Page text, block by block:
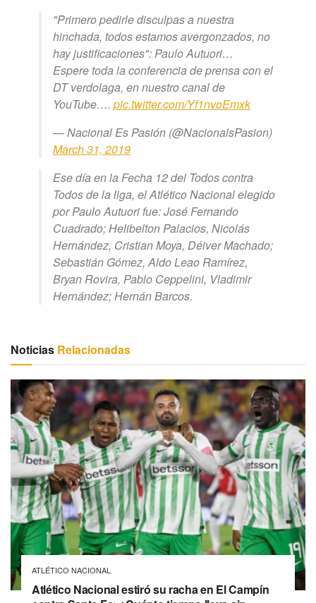
"Primero pedirle disculpas a nuestra
hinchada, todos estamos avergonzados, no
hay justificaciones": Paulo Autuori…
Espere toda la conferencia de prensa con el
DT verdolaga, en nuestro canal de
YouTube…. pic.twitter.com/Yf1nvoEmxk
— Nacional Es Pasión (@NacionalsPasion)
March 31, 2019
Ese día en la Fecha 12 del Todos contra
Todos de la liga, el Atlético Nacional elegido
por Paulo Autuori fue: José Fernando
Cuadrado; Helibelton Palacios, Nicolás
Hernández, Cristian Moya, Déiver Machado;
Sebastián Gómez, Aldo Leao Ramírez,
Bryan Rovira, Pablo Ceppelini, Vladimir
Hernández; Hernán Barcos.
Noticias Relacionadas
ATLÉTICO NACIONAL
Atlético Nacional estiró su racha en El Campín